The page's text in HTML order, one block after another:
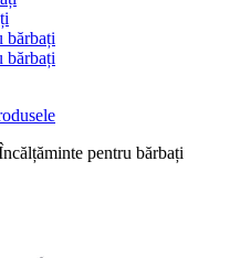
bărbați
bărbați
pentru bărbați